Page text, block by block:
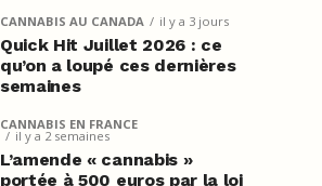
CANNABIS AU CANADA il y a 3 jours
Quick Hit Juillet 2026 : ce
qu’on a loupé ces dernières
semaines
CANNABIS EN FRANCE
il y a 2 semaines
L’amende « cannabis »
portée à 500 euros par la loi